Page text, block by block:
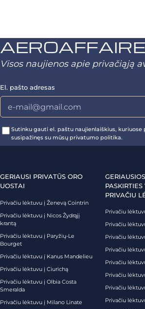
Visos naujienos apie privačiąją
El. pašto adresas
Sutinku gauti el. paštu naujienlaiškius,
susipažinęs su mūsų privatumo politika.
GERIAUSI PRIVATŪS ORO
UOSTAI
Privačiu lėktuvu į Ženevą Cointrin
Privačiu lėktuvu į Nicos Žydrąjį
krantą
Privačiu lėktuvu į Paryžių-Le
Bourget
Privačiu lėktuvu į Kanus Mandelieu
Privačiu lėktuvu į Ciurichą
Privačiu lėktuvu į Olbia Costa
Smeralda
Privačiu lėktuvu į Milano Linate
PASKIRTIES
PRIVAČIU
Privačiu
Privačiu
Privačiu
Privačiu
Privačiu
Privačiu
Privačiu
Privačiu